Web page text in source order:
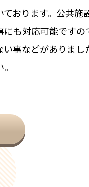
ております。公共施
にも対応可能です
い事などがありま